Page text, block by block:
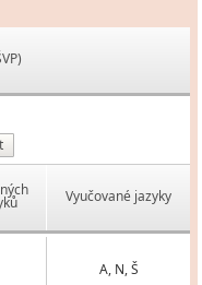
Vyučované jazyky
A, N, Š